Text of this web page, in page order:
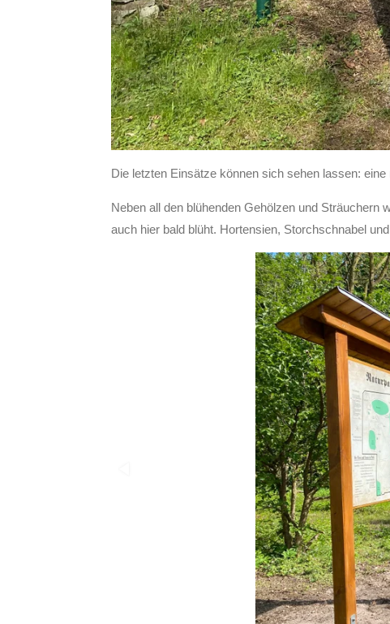
Die letzten Einsätze können sich sehen lassen:
Neben all den blühenden Gehölzen und Sträuchern
auch hier bald blüht. Hortensien, Storchschnabel